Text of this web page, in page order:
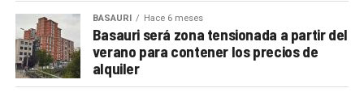
BASAURI Hace 6 meses
Basauri será zona tensionada a partir del
verano para contener los precios de
alquiler